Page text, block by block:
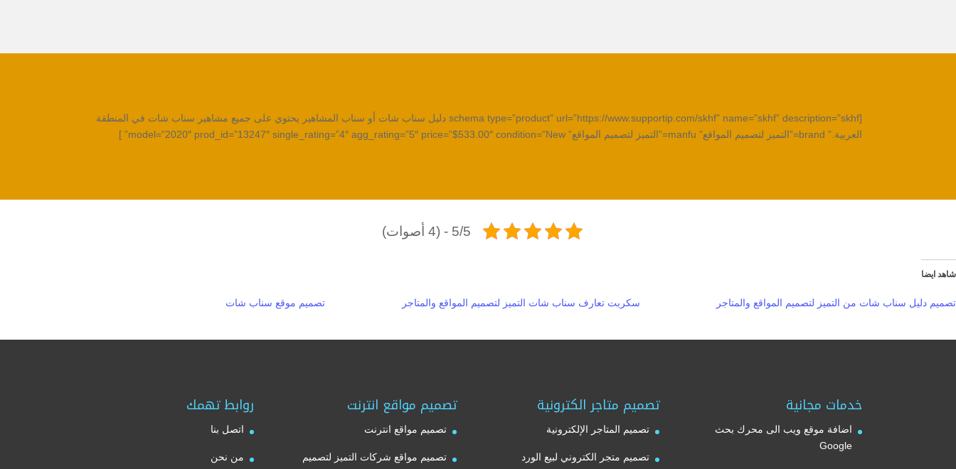
[schema type=”product” url=”https://www.supportip.com/skhf” name=”skhf” description=”skhf دليل سناب شات أو سناب المشاهير يحتوي على جميع مشاهير سناب شات في المنطقة
العربية.” brand=”التميز لتصميم المواقع” manfu=”التميز لتصميم المواقع” model=”2020″ prod_id=”13247″ single_rating=”4″ agg_rating=”5″ price=”$533.00″ condition=”New” ]
5/5 - (4 أصوات)
شاهد ايضا
تصميم دليل سناب شات من التميز لتصميم المواقع والمتاجر سكربت تعارف سناب شات التميز لتصميم المواقع والمتاجر تصميم موقع سناب شات
خدمات مجانية
اضافة موقع ويب الى محرك بحث
Google
تصميم متاجر الكترونية
تصميم المتاجر الإلكترونية
تصميم متجر الكتروني لبيع الورد
تصميم مواقع انترنت
تصميم مواقع انترنت
تصميم مواقع شركات التميز لتصميم
روابط تهمك
اتصل بنا
من نحن